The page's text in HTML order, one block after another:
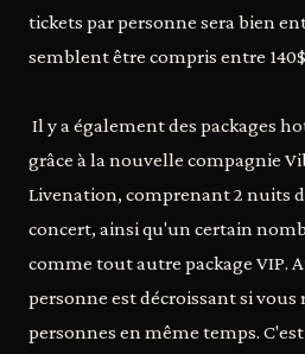
tickets par personne sera bien
semblent être compris entre
Il y a également des packages
grâce à la nouvelle compagnie
Livenation, comprenant 2 nuits
concert, ainsi qu'un certain
comme tout autre package VIP.
personne est décroissant si vous
personnes en même temps.